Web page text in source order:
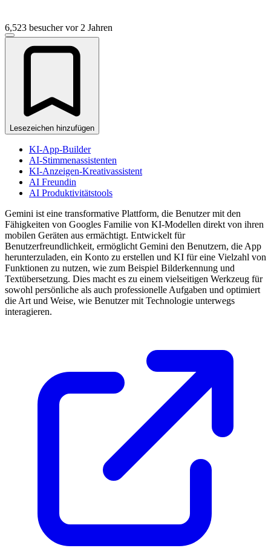
6,523 besucher vor 2 Jahren
Lesezeichen hinzufügen
KI-App-Builder
AI-Stimmenassistenten
KI-Anzeigen-Kreativassistent
AI Freundin
AI Produktivitätstools
Gemini ist eine transformative Plattform, die Benutzer mit den
Fähigkeiten von Googles Familie von KI-Modellen direkt von ihren
mobilen Geräten aus ermächtigt. Entwickelt für
Benutzerfreundlichkeit, ermöglicht Gemini den Benutzern, die App
herunterzuladen, ein Konto zu erstellen und KI für eine Vielzahl von
Funktionen zu nutzen, wie zum Beispiel Bilderkennung und
Textübersetzung. Dies macht es zu einem vielseitigen Werkzeug für
sowohl persönliche als auch professionelle Aufgaben und optimiert
die Art und Weise, wie Benutzer mit Technologie unterwegs
interagieren.